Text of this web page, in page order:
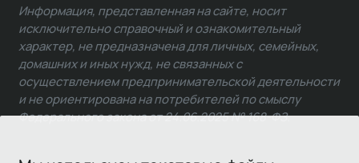
Информация, представленная на сайте, носит
исключительно справочный и ознакомительный
характер, не предназначена для личных, семейных,
домашних и иных нужд, не связанных с
осуществлением предпринимательской деятельности
и не ориентирована на потребителей по смыслу
Федерального закона от 24.06.2025 № 168-ФЗ.